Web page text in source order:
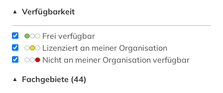
▲ Verfügbarkeit
Frei verfügbar
Lizenziert an meiner Organisation
Nicht an meiner Organisation verfügbar
▲ Fachgebiete (44)